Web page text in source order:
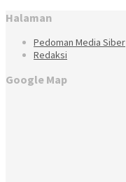
Halaman
Pedoman Media Siber
Redaksi
Google Map